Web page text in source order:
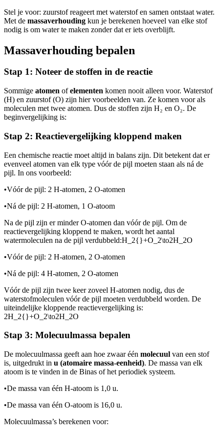
Stel je voor: zuurstof reageert met waterstof en samen ontstaat water.
Met de massaverhouding kun je berekenen hoeveel van elke stof
nodig is om water te maken zonder dat er iets overblijft.
Massaverhouding bepalen
Stap 1: Noteer de stoffen in de reactie
Sommige atomen ofelementen komen nooit alleen voor. Waterstof
(H) en zuurstof (O) zijn hier voorbeelden van. Ze komen voor als
moleculen met twee atomen. Dus de stoffen zijn H₂ en O₂. De
beginvergelijking is:
Stap 2: Reactievergelijking kloppend maken
Een chemische reactie moet altijd in balans zijn. Dit betekent dat er
evenveel atomen van elk type vóór de pijl moeten staan als ná de
pijl. In ons voorbeeld:
•Vóór de pijl: 2 H-atomen, 2 O-atomen
•Ná de pijl: 2 H-atomen, 1 O-atoom
Na de pijl zijn er minder O-atomen dan vóór de pijl. Om de
reactievergelijking kloppend te maken, wordt het aantal
watermoleculen na de pijl verdubbeld:H_2{}+O_2\to2H_2O
•Vóór de pijl: 2 H-atomen, 2 O-atomen
•Ná de pijl: 4 H-atomen, 2 O-atomen
Vóór de pijl zijn twee keer zoveel H-atomen nodig, dus de
waterstofmoleculen vóór de pijl moeten verdubbeld worden. De
uiteindelijke kloppende reactievergelijking is:
2H_2{}+O_2\to2H_2O
Stap 3: Molecuulmassa bepalen
De molecuulmassa geeft aan hoe zwaar één molecuul van een stof
is, uitgedrukt in u (atomaire massa-eenheid). De massa van elk
atoom is te vinden in de Binas of het periodiek systeem.
•De massa van één H-atoom is 1,0 u.
•De massa van één O-atoom is 16,0 u.
Molecuulmassa’s berekenen voor: